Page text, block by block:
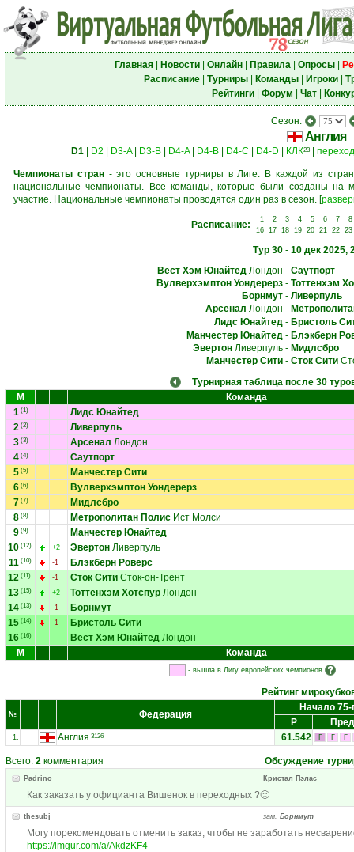
Главная| Новости| Онлайн| Правила| Опросы|
Расписание| Турниры| Команды| Игроки|
Рейтинги| Форум Чат|
Сезон:
Англия
D1| D2 D3-A| D3-B| D4-A| D4-B| D4-C D4-D КЛК23|
Чемпионаты стран- это основные турниры в Лиге. В каждой из
национальные чемпионаты. Все команды, которые были созданы на
участие. Национальные чемпионаты проводятся один раз в сезон. [
Расписание: 1 2 3 4 5 6 7
8
16
17 18 19 20 21 22 23
Тур 30- 10 дек 2025,
Вест Хэм ЮнайтедЛондон - Саутпорт
Вулверхэмптон Уондерерз- Тоттенхэм
Борнмут- Ливерпуль
Арсенал Лондон -
Лидс Юнайтед- Бристоль
Манчестер Юнайтед- Блэкберн
ЭвертонЛиверпуль- Мидлсбро
Манчестер Сити- Сток Сити
Турнирная таблица после 30
М
Команда
1 (1)
Лидс Юнайтед
2 (2)
Ливерпуль
3 (3) Арсенал Лондон
4 (4)
Саутпорт
5 (5)
Манчестер Сити
6 (6)
Вулверхэмптон Уондерерз
7 (7)
Мидлсбро
8 (8) Метрополитан Полис Ист Молси
9 (9)
Манчестер Юнайтед
10 (12) +2 Эвертон Ливерпуль
11 (10) -1
Блэкберн Роверс
12 (11) -1 Сток Сити Сток-он-Трент
13 (15) +2 Тоттенхэм Хотспур Лондон
14 (13) -1
Борнмут
15 (14) -1
Бристоль Сити
16 (16) Вест Хэм Юнайтед Лондон
М
Команда
- вышла в Лигу европейских чемпионов
Рейтинг
№ Федерация
Начало 75-
Р
1. Англия 3126 61.542 Г Г Г
Всего: 2 комментария Обсуждение
Padrino Кристал Пэлас
Как заказать у официанта Вишенок в переходных ?🙂
thesubj зам. Борнмут
Могу порекомендовать отменить заказ, чтобы не заработать
https://imgur.com/a/AkdzKF4